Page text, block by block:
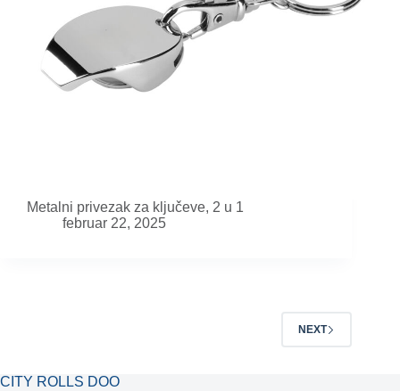
Metalni privezak za ključeve, 2 u 1
februar 22, 2025
NEXT
CITY ROLLS DOO